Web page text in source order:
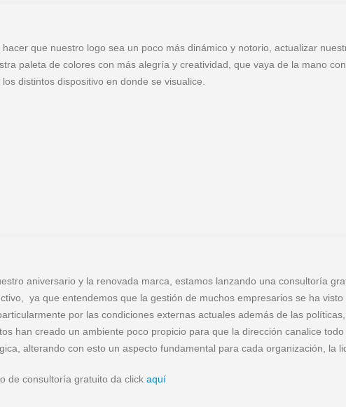
que nuestro logo sea un poco más dinámico y notorio, actualizar
paleta de colores con más alegría y creatividad, que vaya de la mano
distintos dispositivo en donde se visualice.
aniversario y la renovada marca, estamos lanzando una consultoría
ya que entendemos que la gestión de muchos empresarios se ha visto
por las condiciones externas actuales además de las políticas,
han creado un ambiente poco propicio para que la dirección canalice todo
alterando con esto un aspecto fundamental para cada organización, la
de consultoría gratuito da click aquí